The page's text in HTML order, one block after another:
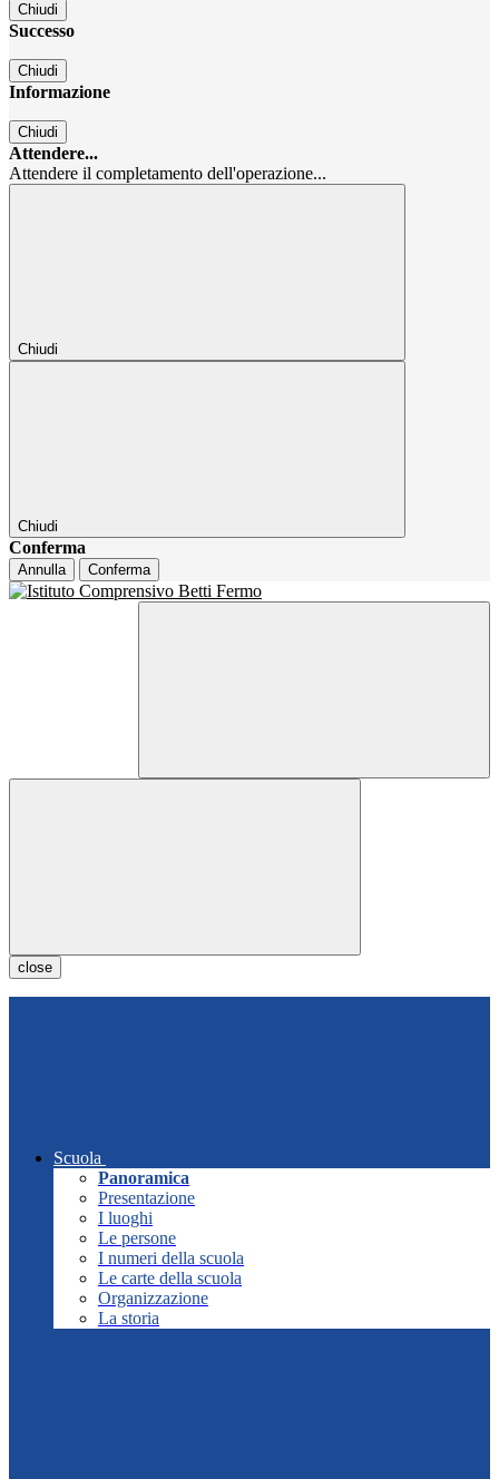
Chiudi
Successo
Chiudi
Informazione
Chiudi
Attendere...
Attendere il completamento dell'operazione...
Chiudi
Chiudi
Conferma
Annulla Conferma
close
Scuola
Panoramica
Presentazione
I luoghi
Le persone
I numeri della scuola
Le carte della scuola
Organizzazione
La storia